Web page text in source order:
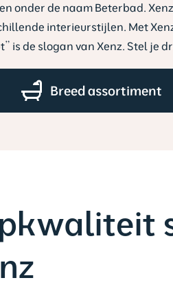
onder de naam Beterbad.
interieurstijlen. Met
is de slogan van Xenz. Stel je
Breed assortiment